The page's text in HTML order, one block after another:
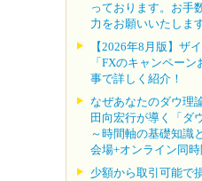
っております。お手
力をお願いいたしま
【2026年8月版】ザ
「FXのキャンペー
事で詳しく紹介！
なぜあなたのダウ理
田向宏行が導く「ダ
～時間軸の基礎知識
会場+オンライン同時
少額から取引可能で